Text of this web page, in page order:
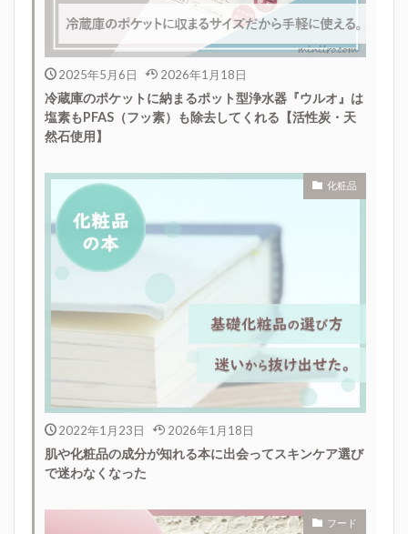
2025年5月6日 2026年1月18日
冷蔵庫のポケットに納まるポット型浄水器『ウルオ』は
塩素もPFAS（フッ素）も除去してくれる【活性炭・天
然石使用】
化粧品
2022年1月23日 2026年1月18日
肌や化粧品の成分が知れる本に出会ってスキンケア選び
で迷わなくなった
フード